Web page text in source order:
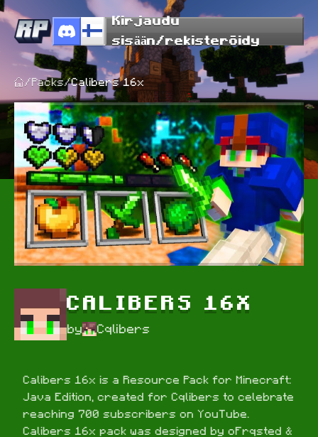
Kirjaudu
sisään/rekisteröidy
/ Packs/Calibers 16x
CALIBERS 16X
by Cqlibers
Calibers 16x is a Resource Pack for Minecraft:
Java Edition, created for Cqlibers to celebrate
reaching 700 subscribers on YouTube.
Calibers 16x pack was designed by oFrqsted &